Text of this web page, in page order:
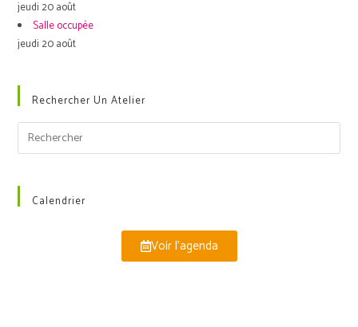
jeudi 20 août
Salle occupée
jeudi 20 août
Rechercher Un Atelier
Calendrier
Voir l'agenda